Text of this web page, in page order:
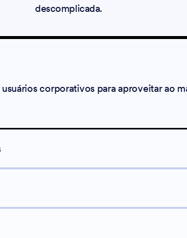
descomplicada.
corporativos para aproveitar ao
existente para criar um novo usando
com os valores desejados.